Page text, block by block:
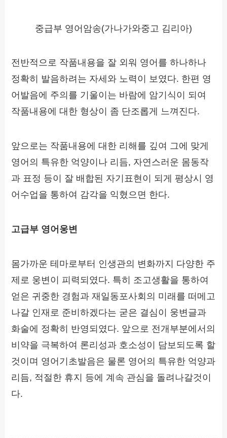
중급부 영어암송(가나가와중고 김리아)
전반적으로 작품내용을 잘 외워 영어를 하나하나
정확히 발음하려는 자세와 노력이 보였다. 한편 영
어발음에 주의를 기울이는 바람에 암기식이 되여
작품내용에 대한 형상이 좀 단조롭게 느껴진다.
앞으로는 작품내용에 대한 리해를 깊여 그에 맞게
영어의 특유한 억양이나 리듬, 자연스러운 몸동작
과 표정 등이 잘 배합된 자기표현이 되게 평상시 영
어수업을 통하여 감각을 익혔으면 한다.
고급부 영어웅변
몸가까운 테마로부터 인생관의 변화까지 다양한 주
제로 웅변이 피력되였다. 특히 조고생활을 통하여
얻은 귀중한 경험과 재일동포사회의 미래를 떠메고
나갈 인재로 준비하겠다는 굳은 결심이 웅변글과
화술에 정확히 반영되였다. 앞으로 전개부분에서의
비약을 극복하여 론리성과 호소성이 담보되도록 할
것이며 영어기초발음은 물론 영어의 특유한 억양과
리듬, 적절한 휴지 등에 계속 관심을 돌려나갈것이
다.